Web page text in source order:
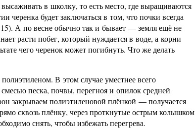
в школку, то есть место, где выращиваются
будет заключаться в том, что почки всегда
А по весне обычно так и бывает — земля ещё не
расти побег, который нуждается в воде, а корни
чего черенок может погибнуть. Что же делать
В этом случае уместнее всего
песка, почвы, перегноя и опилок средней
закрываем полиэтиленовой плёнкой — получается
сквозь плёнку, через проткнутые острым колышком
снять, чтобы избежать перегрева.